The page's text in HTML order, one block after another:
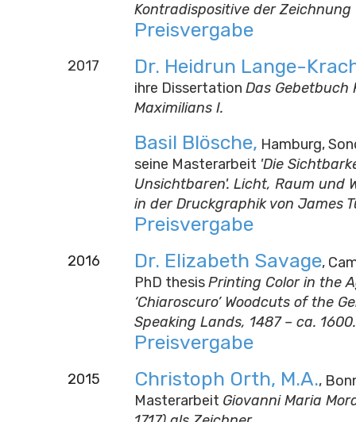
Kontradispositive der Zeichnung
Preisvergabe
2017 Dr. Heidrun Lange-
ihre Dissertation Das Gebetbuch
Maximilians I.
Basil Blösche, Hamburg,
seine Masterarbeit 'Die
Unsichtbaren'. Licht, Raum und
in der Druckgraphik von James
Preisvergabe
2016 Dr. Elizabeth Savage,
PhD thesisPrinting Color in the
‘Chiaroscuro’ Woodcuts of the
Speaking Lands, 1487 – ca. 1600.
Preisvergabe
2015 Christoph Orth, M.A.,
Masterarbeit Giovanni Maria